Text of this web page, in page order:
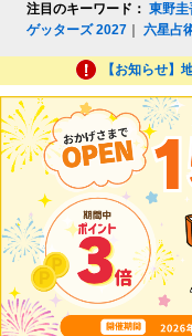
注目のキーワード： 東野圭
ゲッターズ 2027 ｜六星占
【お知らせ】